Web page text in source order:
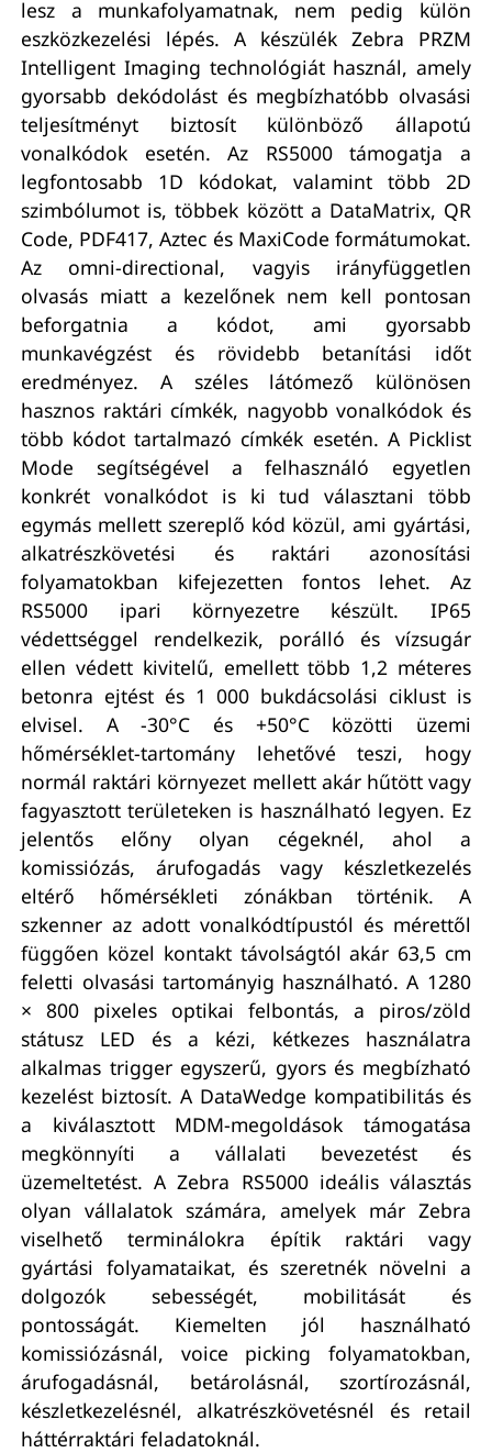
lesz a munkafolyamatnak, nem pedig külön
eszközkezelési lépés. A készülék Zebra PRZM
Intelligent Imaging technológiát használ, amely
gyorsabb dekódolást és megbízhatóbb olvasási
teljesítményt biztosít különböző állapotú
vonalkódok esetén. Az RS5000 támogatja a
legfontosabb 1D kódokat, valamint több 2D
szimbólumot is, többek között a DataMatrix, QR
Code, PDF417, Aztec és MaxiCode formátumokat.
Az omni-directional, vagyis irányfüggetlen
olvasás miatt a kezelőnek nem kell pontosan
beforgatnia a kódot, ami gyorsabb
munkavégzést és rövidebb betanítási időt
eredményez. A széles látómező különösen
hasznos raktári címkék, nagyobb vonalkódok és
több kódot tartalmazó címkék esetén. A Picklist
Mode segítségével a felhasználó egyetlen
konkrét vonalkódot is ki tud választani több
egymás mellett szereplő kód közül, ami gyártási,
alkatrészkövetési és raktári azonosítási
folyamatokban kifejezetten fontos lehet. Az
RS5000 ipari környezetre készült. IP65
védettséggel rendelkezik, porálló és vízsugár
ellen védett kivitelű, emellett több 1,2 méteres
betonra ejtést és 1 000 bukdácsolási ciklust is
elvisel. A -30°C és +50°C közötti üzemi
hőmérséklet-tartomány lehetővé teszi, hogy
normál raktári környezet mellett akár hűtött vagy
fagyasztott területeken is használható legyen. Ez
jelentős előny olyan cégeknél, ahol a
komissiózás, árufogadás vagy készletkezelés
eltérő hőmérsékleti zónákban történik. A
szkenner az adott vonalkódtípustól és mérettől
függően közel kontakt távolságtól akár 63,5 cm
feletti olvasási tartományig használható. A 1280
× 800 pixeles optikai felbontás, a piros/zöld
státusz LED és a kézi, kétkezes használatra
alkalmas trigger egyszerű, gyors és megbízható
kezelést biztosít. A DataWedge kompatibilitás és
a kiválasztott MDM-megoldások támogatása
megkönnyíti a vállalati bevezetést és
üzemeltetést. A Zebra RS5000 ideális választás
olyan vállalatok számára, amelyek már Zebra
viselhető terminálokra építik raktári vagy
gyártási folyamataikat, és szeretnék növelni a
dolgozók sebességét, mobilitását és
pontosságát. Kiemelten jól használható
komissiózásnál, voice picking folyamatokban,
árufogadásnál, betárolásnál, szortírozásnál,
készletkezelésnél, alkatrészkövetésnél és retail
háttérraktári feladatoknál.